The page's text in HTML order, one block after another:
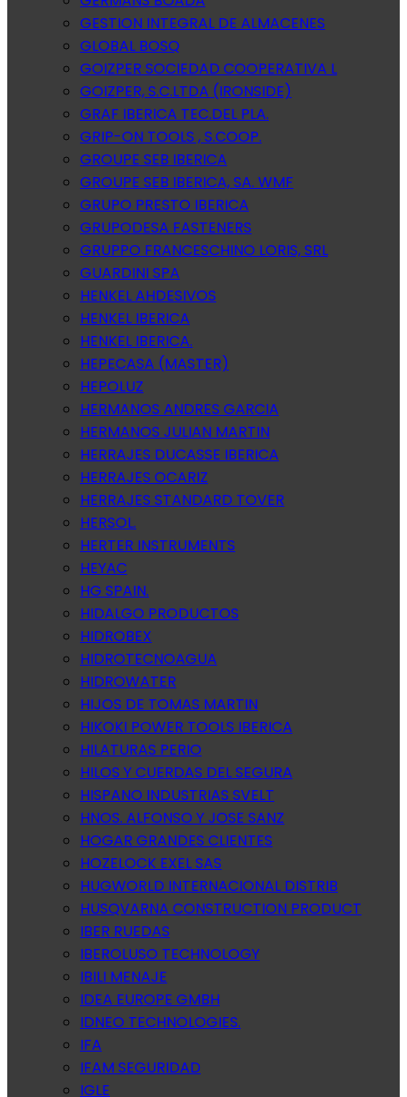
GESTION INTEGRAL DE ALMACENES
GLOBAL BOSQ
GOIZPER SOCIEDAD COOPERATIVA L
GOIZPER, S.C.LTDA (IRONSIDE)
GRAF IBERICA TEC.DEL PLA.
GRIP-ON TOOLS , S.COOP.
GROUPE SEB IBERICA
GROUPE SEB IBERICA, SA. WMF
GRUPO PRESTO IBERICA
GRUPODESA FASTENERS
GRUPPO FRANCESCHINO LORIS, SRL
GUARDINI SPA
HENKEL AHDESIVOS
HENKEL IBERICA
HENKEL IBERICA.
HEPECASA (MASTER)
HEPOLUZ
HERMANOS ANDRES GARCIA
HERMANOS JULIAN MARTIN
HERRAJES DUCASSE IBERICA
HERRAJES OCARIZ
HERRAJES STANDARD TOVER
HERSOL.
HERTER INSTRUMENTS
HEYAC
HG SPAIN.
HIDALGO PRODUCTOS
HIDROBEX
HIDROTECNOAGUA
HIDROWATER
HIJOS DE TOMAS MARTIN
HIKOKI POWER TOOLS IBERICA
HILATURAS PERIO
HILOS Y CUERDAS DEL SEGURA
HISPANO INDUSTRIAS SVELT
HNOS. ALFONSO Y JOSE SANZ
HOGAR GRANDES CLIENTES
HOZELOCK EXEL SAS
HUGWORLD INTERNACIONAL DISTRIB
HUSQVARNA CONSTRUCTION PRODUCT
IBER RUEDAS
IBEROLUSO TECHNOLOGY
IBILI MENAJE
IDEA EUROPE GMBH
IDNEO TECHNOLOGIES.
IFA
IFAM SEGURIDAD
IGLE